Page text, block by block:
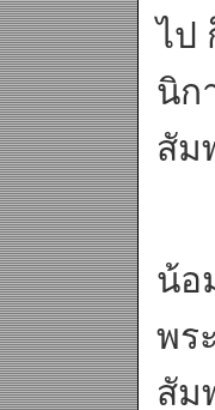
ไป
นิก
สัม
ค
น้อ
พร
สัม